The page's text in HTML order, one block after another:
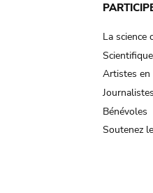
La science
Artistes en
Bénévoles
Soutenez